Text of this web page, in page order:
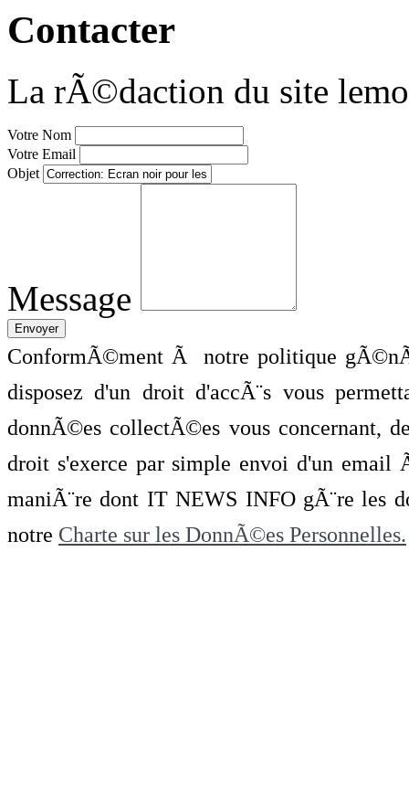
Contacter
La rÃ©daction du site
Votre Nom
Votre Email
Objet
Message
ConformÃ©ment Ã notre politique
disposez d'un droit d'accÃ¨s vous
donnÃ©es collectÃ©es vous concernant,
droit s'exerce par simple envoi d'un
maniÃ¨re dont IT NEWS INFO gÃ¨re les
notre Charte sur les DonnÃ©es Personnelles.